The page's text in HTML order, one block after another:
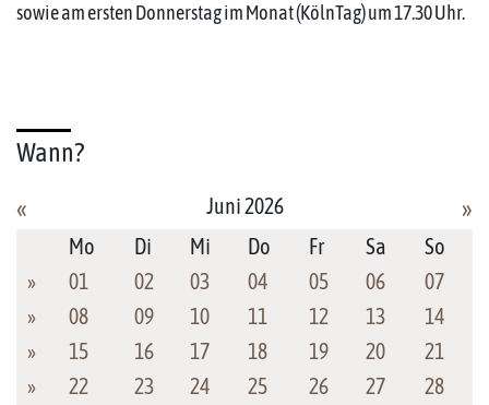
sowie am ersten Donnerstag im Monat (KölnTag) um 17.30 Uhr.
Wann?
»
«
Juni 2026
Mo
Di Mi Do Fr Sa
So
»
01 02 03 04 05 06
07
»
08 09 10 11 12 13
14
»
15 16 17 18 19 20
21
»
22 23 24 25 26 27
28